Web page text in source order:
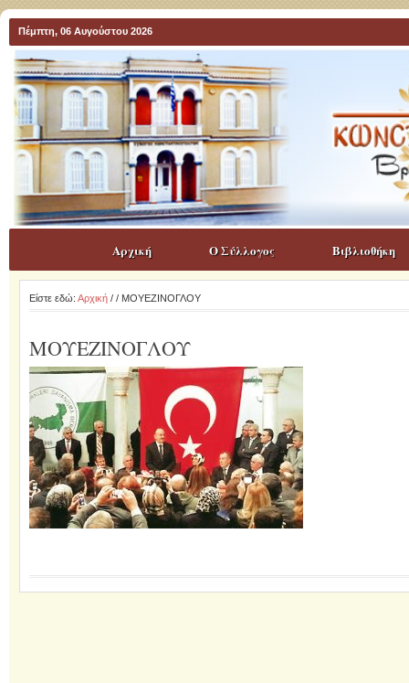
Πέμπτη, 06 Αυγούστου 2026
Αρχική Ο Σύλλογος Βιβλιοθήκη
Είστε εδώ: Αρχική/ / ΜΟΥΕΖΙΝΟΓΛΟΥ
ΜΟΥΕΖΙΝΟΓΛΟΥ